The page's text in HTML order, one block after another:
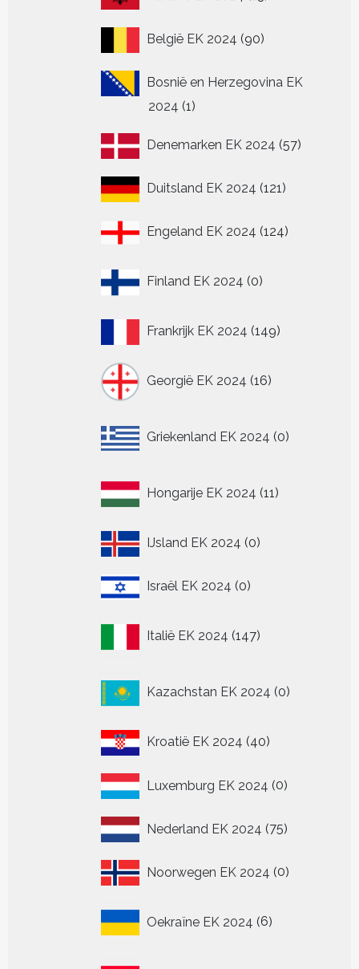
België EK 2024 9090
Bosnië en Herzegovina EK
2024 11
Denemarken EK 2024 5757
Duitsland EK 2024 121121
Engeland EK 2024 124124
Finland EK 2024 0
producten
Frankrijk EK 2024 149149
Georgië EK 2024 16
producten
Griekenland EK 2024 0
producten
Hongarije EK 2024 11
producten
IJsland EK 2024 00
Israël EK 2024 00
Italië EK 2024 147
producten
Kazachstan EK 2024 0
producten
Kroatië EK 2024 4040
Luxemburg EK 2024 00
Nederland EK 2024 7575
Noorwegen EK 2024 00
Oekraïne EK 2024 6
producten